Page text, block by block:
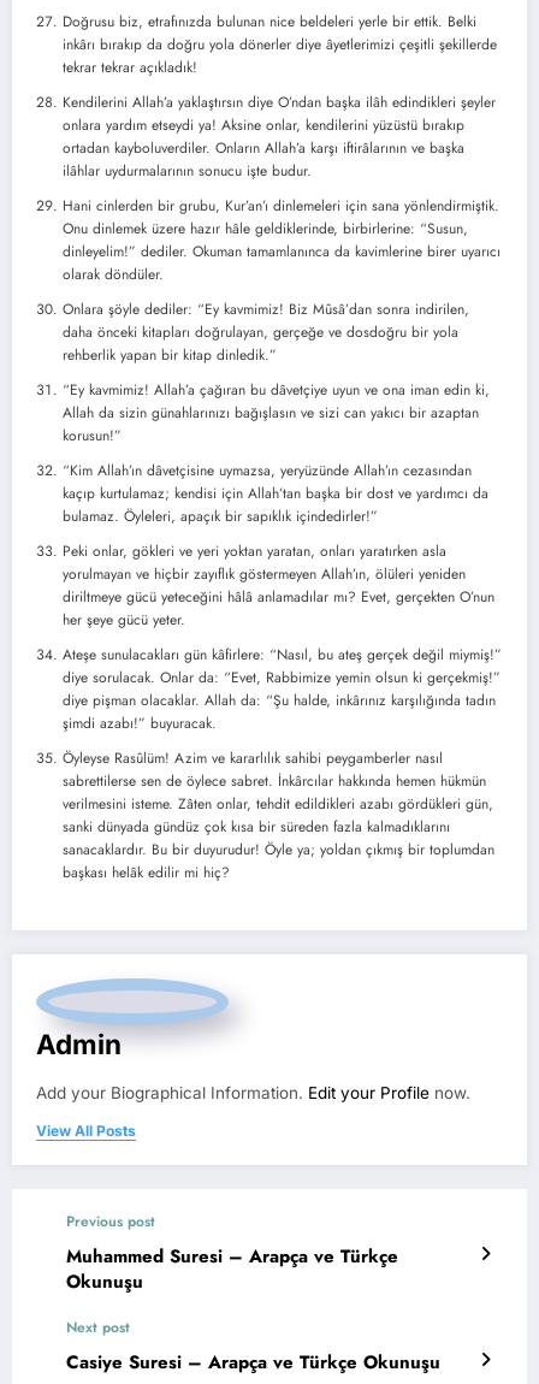
Doğrusu biz, etrafınızda bulunan nice beldeleri yerle bir ettik. Belki
inkârı bırakıp da doğru yola dönerler diye âyetlerimizi çeşitli şekillerde
tekrar tekrar açıkladık!
Kendilerini Allah’a yaklaştırsın diye O’ndan başka ilâh edindikleri şeyler
onlara yardım etseydi ya! Aksine onlar, kendilerini yüzüstü bırakıp
ortadan kayboluverdiler. Onların Allah’a karşı iftirâlarının ve başka
ilâhlar uydurmalarının sonucu işte budur.
Hani cinlerden bir grubu, Kur’an’ı dinlemeleri için sana yönlendirmiştik.
Onu dinlemek üzere hazır hâle geldiklerinde, birbirlerine: “Susun,
dinleyelim!” dediler. Okuman tamamlanınca da kavimlerine birer uyarıcı
olarak döndüler.
Onlara şöyle dediler: “Ey kavmimiz! Biz Mûsâ’dan sonra indirilen,
daha önceki kitapları doğrulayan, gerçeğe ve dosdoğru bir yola
rehberlik yapan bir kitap dinledik.”
“Ey kavmimiz! Allah’a çağıran bu dâvetçiye uyun ve ona iman edin ki,
Allah da sizin günahlarınızı bağışlasın ve sizi can yakıcı bir azaptan
korusun!”
“Kim Allah’ın dâvetçisine uymazsa, yeryüzünde Allah’ın cezasından
kaçıp kurtulamaz; kendisi için Allah’tan başka bir dost ve yardımcı da
bulamaz. Öyleleri, apaçık bir sapıklık içindedirler!”
Peki onlar, gökleri ve yeri yoktan yaratan, onları yaratırken asla
yorulmayan ve hiçbir zayıflık göstermeyen Allah’ın, ölüleri yeniden
diriltmeye gücü yeteceğini hâlâ anlamadılar mı? Evet, gerçekten O’nun
her şeye gücü yeter.
Ateşe sunulacakları gün kâfirlere: “Nasıl, bu ateş gerçek değil miymiş!”
diye sorulacak. Onlar da: “Evet, Rabbimize yemin olsun ki gerçekmiş!”
diye pişman olacaklar. Allah da: “Şu halde, inkârınız karşılığında tadın
şimdi azabı!” buyuracak.
Öyleyse Rasûlüm! Azim ve kararlılık sahibi peygamberler nasıl
sabrettilerse sen de öylece sabret. İnkârcılar hakkında hemen hükmün
verilmesini isteme. Zâten onlar, tehdit edildikleri azabı gördükleri gün,
sanki dünyada gündüz çok kısa bir süreden fazla kalmadıklarını
sanacaklardır. Bu bir duyurudur! Öyle ya; yoldan çıkmış bir toplumdan
başkası helâk edilir mi hiç?
Admin
Add your Biographical Information. Edit your Profile now.
View All Posts
Previous post
Muhammed Suresi – Arapça ve Türkçe
Okunuşu
Next post
Casiye Suresi – Arapça ve Türkçe Okunuşu